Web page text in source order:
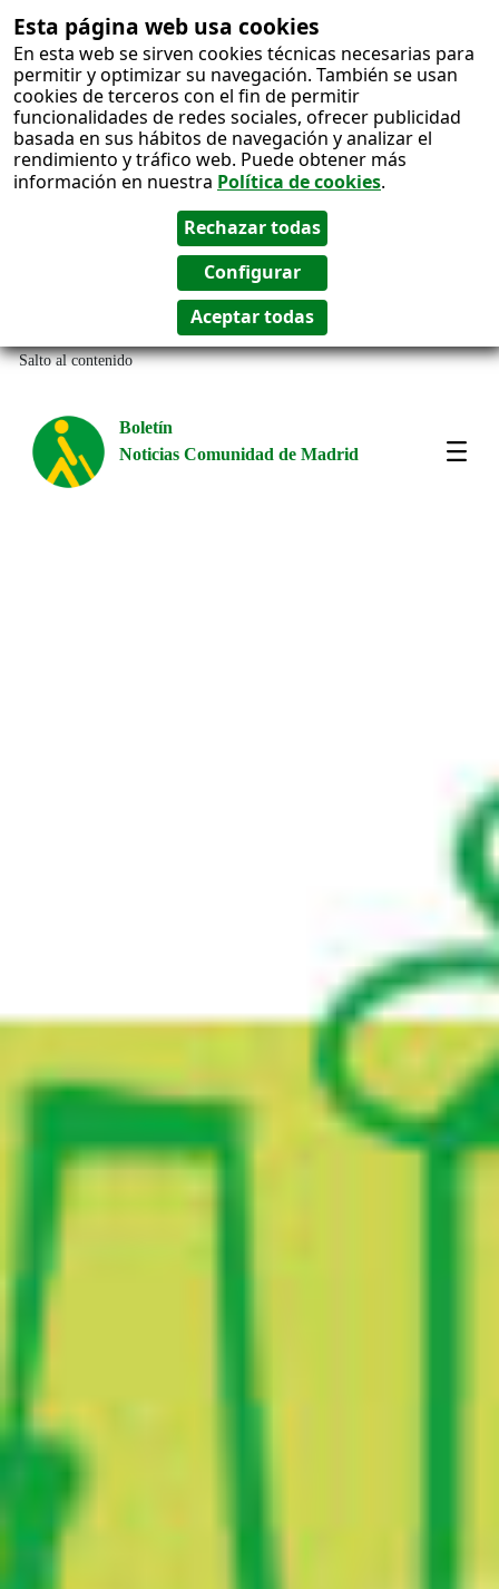
Esta página web usa cookies
En esta web se sirven cookies técnicas necesarias para
permitir y optimizar su navegación. También se usan
cookies de terceros con el fin de permitir
funcionalidades de redes sociales, ofrecer publicidad
basada en sus hábitos de navegación y analizar el
rendimiento y tráfico web. Puede obtener más
información en nuestra Política de cookies.
Salto al contenido
Boletín
Noticias Comunidad de Madrid